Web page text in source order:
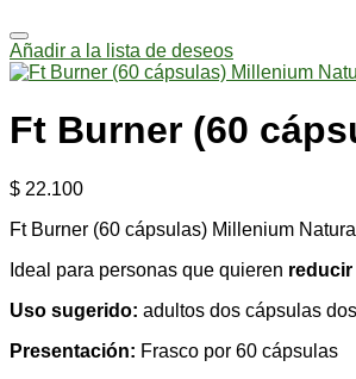
Añadir a la lista de deseos
Ft Burner (60
$ 22.100
Ft Burner (60 cápsulas) Millenium
Ideal para personas que quieren
Uso sugerido: adultos dos cápsulas
Presentación: Frasco por 60 cápsulas